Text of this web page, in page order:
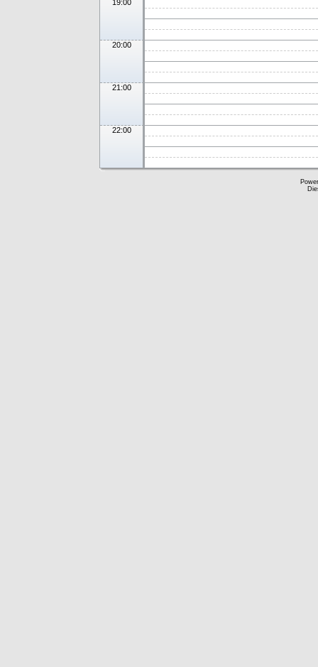
19:00
20:00
21:00
22:00